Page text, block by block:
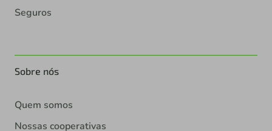
Seguros
Sobre nós
Quem somos
Nossas cooperativas